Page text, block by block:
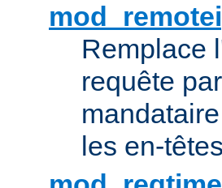
Remplace
requête
les en-